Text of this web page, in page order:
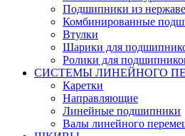
Подшипники из
Комбинированные
Втулки
Шарики для
Ролики для
СИСТЕМЫ ЛИНЕЙНОГО
Каретки
Направляющие
Линейные подшипники
Валы линейного